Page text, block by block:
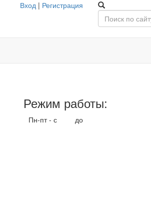
Вход | Регистрация
Режим работы:
Пн-пт - с до